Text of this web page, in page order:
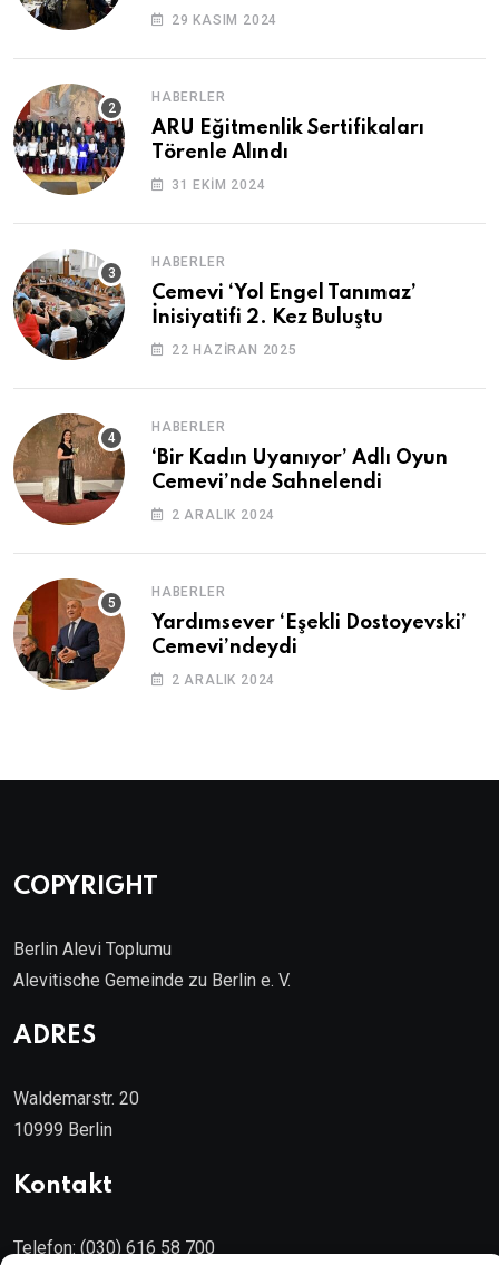
29 KASIM 2024
HABERLER
ARU Eğitmenlik Sertifikaları
Törenle Alındı
31 EKIM 2024
HABERLER
Cemevi ‘Yol Engel Tanımaz’
İnisiyatifi 2. Kez Buluştu
22 HAZIRAN 2025
HABERLER
‘Bir Kadın Uyanıyor’ Adlı Oyun
Cemevi’nde Sahnelendi
2 ARALIK 2024
HABERLER
Yardımsever ‘Eşekli Dostoyevski’
Cemevi’ndeydi
2 ARALIK 2024
COPYRIGHT
Berlin Alevi Toplumu
Alevitische Gemeinde zu Berlin e. V.
ADRES
Waldemarstr. 20
10999 Berlin
Kontakt
Telefon: (030) 616 58 700